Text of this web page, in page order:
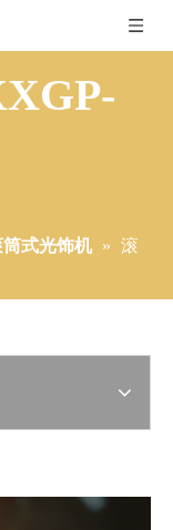
筒式光饰机 » 滚